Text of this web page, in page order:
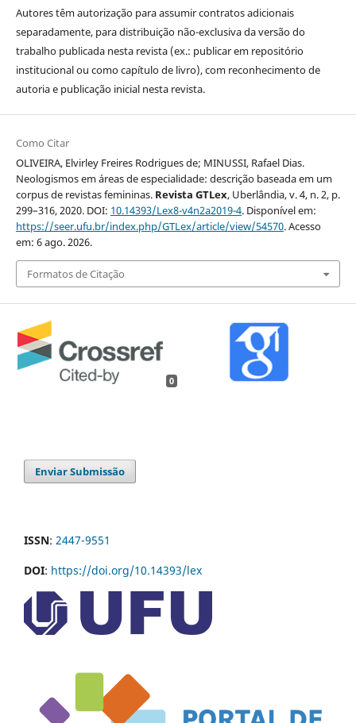
Autores têm autorização para assumir contratos adicionais
separadamente, para distribuição não-exclusiva da versão do
trabalho publicada nesta revista (ex.: publicar em repositório
institucional ou como capítulo de livro), com reconhecimento de
autoria e publicação inicial nesta revista.
Como Citar
OLIVEIRA, Elvirley Freires Rodrigues de; MINUSSI, Rafael Dias.
Neologismos em áreas de especialidade: descrição baseada em um
corpus de revistas femininas. Revista GTLex, Uberlândia, v. 4, n. 2, p.
299–316, 2020. DOI: 10.14393/Lex8-v4n2a2019-4. Disponível em:
https://seer.ufu.br/index.php/GTLex/article/view/54570. Acesso
em: 6 ago. 2026.
Formatos de Citação
0
Enviar Submissão
ISSN: 2447-9551
DOI: https://doi.org/10.14393/lex